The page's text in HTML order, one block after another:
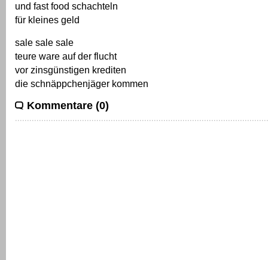
und fast food schachteln
für kleines geld
sale sale sale
teure ware auf der flucht
vor zinsgünstigen krediten
die schnäppchenjäger kommen
Kommentare (0)